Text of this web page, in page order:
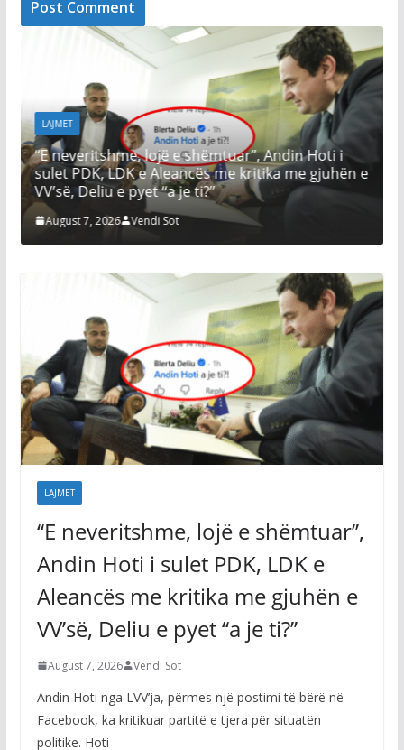
lojë e shëmtuar’’, Andin Hoti i
LDK e Aleancës me kritika me gjuhën e
e pyet ‘‘a je ti?’’
Vendi Sot
LAJMET
Çitaku: PDK
së rendit
konstituojë
August 7, 2026
‘‘E neveritshme, lojë e shëmtuar’’,
Andin Hoti i sulet PDK, LDK e
Aleancës me kritika me gjuhën e
VV’së, Deliu e pyet ‘‘a je ti?’’
August 7, 2026 Vendi Sot
Andin Hoti nga LVV’ja, përmes një postimi të bërë në
Facebook, ka kritikuar partitë e tjera për situatën
politike. Hoti